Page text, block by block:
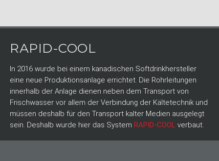
RAPID-COOL
In 2016 wurde bei einem kanadischen Softdrinkhersteller
eine neue Produktionsanlage errichtet. Die Rohrleitungen
innerhalb der Anlage dienen neben dem Transport von
Frischwasser vor allem der Verbindung der Kältetechnik und
müssen deshalb für den Transport kalter Medien ausgelegt
sein. Deshalb wurde hier das System RAPID-COOL verbaut.